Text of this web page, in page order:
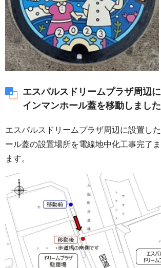
エスパルスドリームプラザ周辺
インマンホール蓋を移動しました
エスパルスドリームプラザ周辺に設置し
ール蓋の設置場所を電線地中化工事完了
ます。